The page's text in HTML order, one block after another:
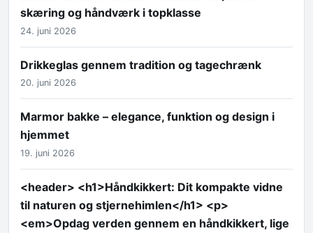
skæring og håndværk i topklasse
24. juni 2026
Drikkeglas gennem tradition og tagechrænk
20. juni 2026
Marmor bakke – elegance, funktion og design i
hjemmet
19. juni 2026
<header> <h1>Håndkikkert: Dit kompakte vidne
til naturen og stjernehimlen</h1> <p>
<em>Opdag verden gennem en håndkikkert, lige